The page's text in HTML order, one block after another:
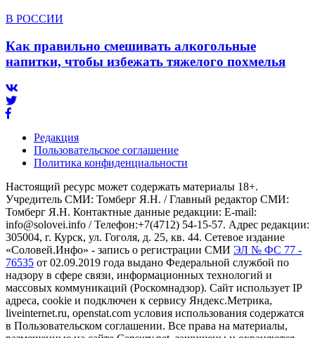
В РОССИИ
Как правильно смешивать алкогольные
напитки, чтобы избежать тяжелого похмелья
Редакция
Пользовательское соглашение
Политика конфиденциальности
Настоящий ресурс может содержать материалы 18+.
Учредитель СМИ: Томберг Я.Н. / Главный редактор СМИ:
Томберг Я.Н. Контактные данные редакции: E-mail:
info@solovei.info / Телефон:+7(4712) 54-15-57. Адрес редакции:
305004, г. Курск, ул. Гоголя, д. 25, кв. 44. Сетевое издание
«Соловей.Инфо» - запись о регистрации СМИ ЭЛ № ФС 77 -
76535 от 02.09.2019 года выдано Федеральной службой по
надзору в сфере связи, информационных технологий и
массовых коммуникаций (Роскомнадзор). Сайт использует IP
адреса, cookie и подключен к сервису Яндекс.Метрика,
liveinternet.ru, openstat.com условия использования содержатся
в Пользовательском соглашении. Все права на материалы,